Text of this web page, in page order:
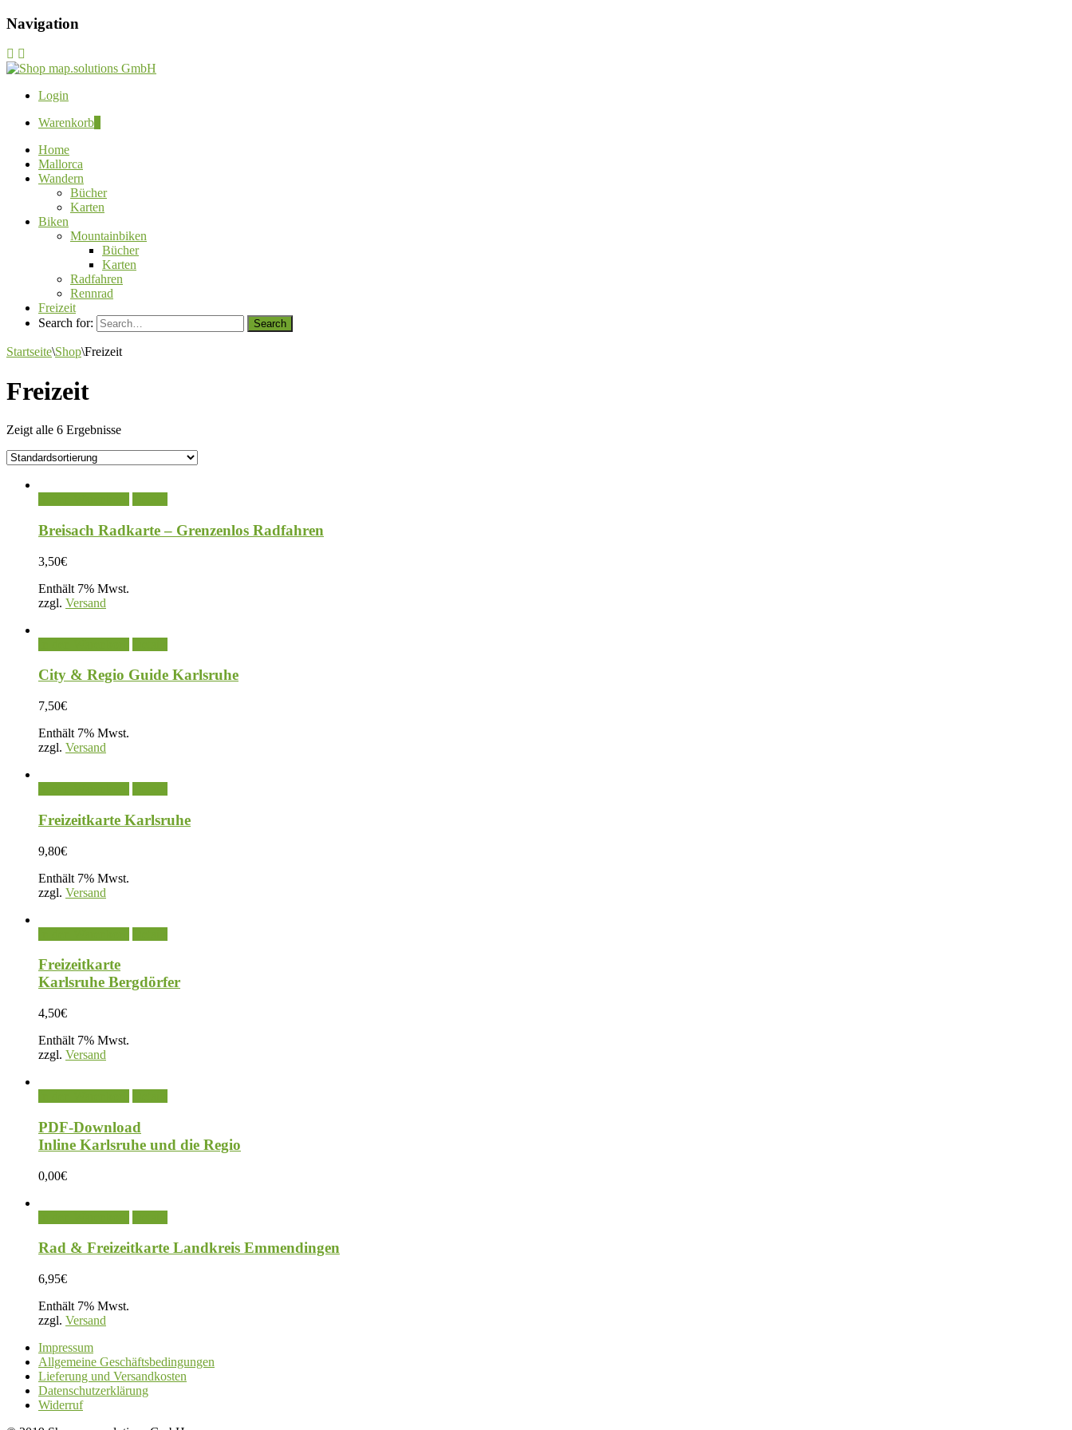
Navigation
Login
Warenkorb
Home
Mallorca
Wandern
Bücher
Karten
Biken
Mountainbiken
Bücher
Karten
Radfahren
Rennrad
Freizeit
Search for:
Startseite\Shop\Freizeit
Freizeit
Zeigt alle 6 Ergebnisse
Breisach Radkarte – Grenzenlos Radfahren
3,50€
Enthält 7% Mwst.
zzgl. Versand
City & Regio Guide Karlsruhe
7,50€
Enthält 7% Mwst.
zzgl. Versand
Freizeitkarte Karlsruhe
9,80€
Enthält 7% Mwst.
zzgl. Versand
Freizeitkarte
Karlsruhe Bergdörfer
4,50€
Enthält 7% Mwst.
zzgl. Versand
PDF-Download
Inline Karlsruhe und die Regio
0,00€
Rad & Freizeitkarte Landkreis Emmendingen
6,95€
Enthält 7% Mwst.
zzgl. Versand
Impressum
Allgemeine Geschäftsbedingungen
Lieferung und Versandkosten
Datenschutzerklärung
Widerruf